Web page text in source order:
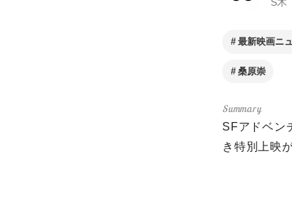
S木
最新映画ニ
桑原崇
SFアドベン
き特別上映